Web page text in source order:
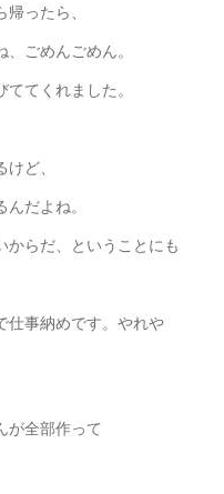
ったら、
ごめんごめん。
てくれました。
ど、
だよね。
からだ、ということにも
仕事納めです。やれや
が全部作って